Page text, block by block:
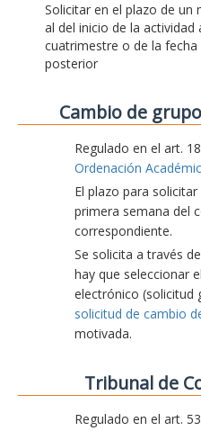
Solicitar en el plazo de un
al del inicio de la
cuatrimestre o de la
posterior
Cambio de
Regulado en el art.
Ordenación
El plazo para
primera semana del
correspondiente.
Se solicita a través
hay que seleccionar
electrónico (solicitud
solicitud de cambio
motivada.
Tribunal de
Regulado en el art.